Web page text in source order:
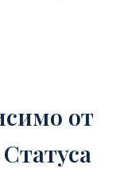
от